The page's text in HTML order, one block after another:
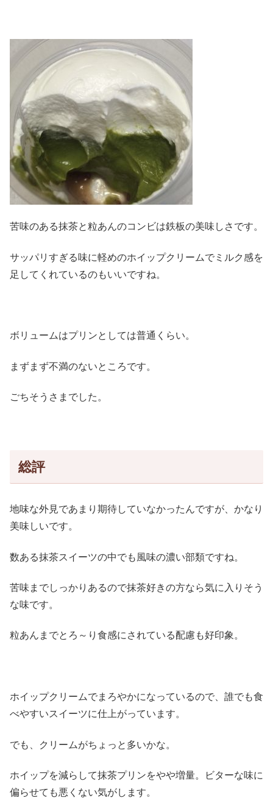
苦味のある抹茶と粒あんのコンビは鉄板の美味しさです。
サッパリすぎる味に軽めのホイップクリームでミルク感を
足してくれているのもいいですね。
ボリュームはプリンとしては普通くらい。
まずまず不満のないところです。
ごちそうさまでした。
総評
地味な外見であまり期待していなかったんですが、かなり
美味しいです。
数ある抹茶スイーツの中でも風味の濃い部類ですね。
苦味までしっかりあるので抹茶好きの方なら気に入りそう
な味です。
粒あんまでとろ～り食感にされている配慮も好印象。
ホイップクリームでまろやかになっているので、誰でも食
べやすいスイーツに仕上がっています。
でも、クリームがちょっと多いかな。
ホイップを減らして抹茶プリンをやや増量。ビターな味に
偏らせても悪くない気がします。